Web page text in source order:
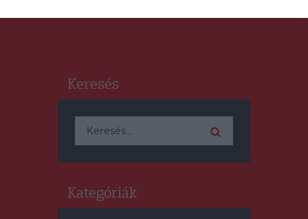
Keresés
Keresés:
Kategóriák